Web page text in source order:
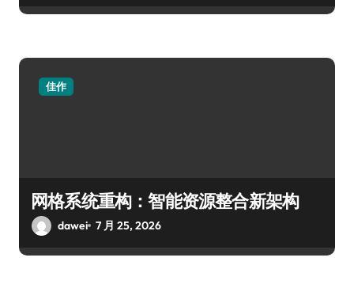
佳作
网格系统重构：智能资源整合新架构
dawei 7 月 25, 2026